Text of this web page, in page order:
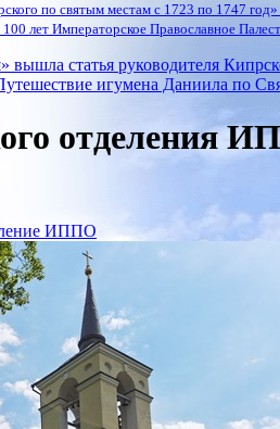
по святым местам с 1723 по 1747
лет Императорское Православное
статья руководителя
игумена Даниила по
отделения
ИППО